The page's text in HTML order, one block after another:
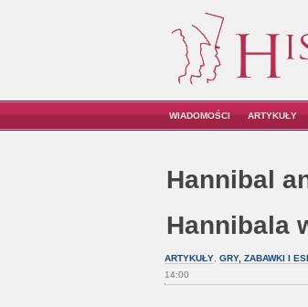
WIADOMOŚCI ARTYKUŁY
Hannibal
Hannibala
ARTYKUŁY, GRY, ZABAWKI I
14:00